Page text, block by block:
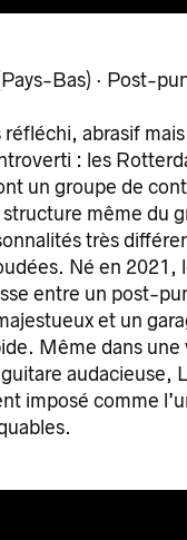
Bas) · Post-
réfléchi, abrasif
: les
un groupe de
même du
très
Né en 2021,
entre un post-
et un
Même dans une
audacieuse,
imposé comme